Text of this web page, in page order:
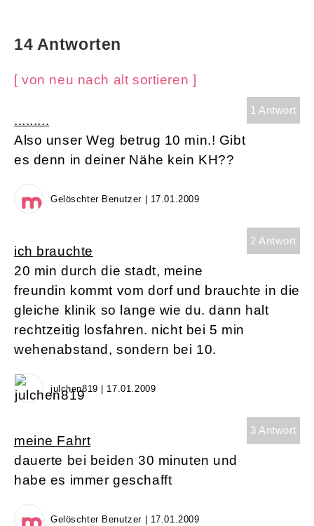
14 Antworten
[ von neu nach alt sortieren ]
1 Antwort
.........
Also unser Weg betrug 10 min.! Gibt
es denn in deiner Nähe kein KH??
Gelöschter Benutzer | 17.01.2009
2 Antwort
ich brauchte
20 min durch die stadt, meine
freundin kommt vom dorf und brauchte in die
gleiche klinik so lange wie du. dann halt
rechtzeitig losfahren. nicht bei 5 min
wehenabstand, sondern bei 10.
julchen819 | 17.01.2009
3 Antwort
meine Fahrt
dauerte bei beiden 30 minuten und
habe es immer geschafft
Gelöschter Benutzer | 17.01.2009